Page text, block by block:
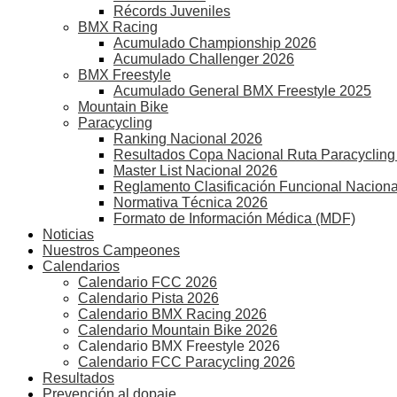
Récords Juveniles
BMX Racing
Acumulado Championship 2026
Acumulado Challenger 2026
BMX Freestyle
Acumulado General BMX Freestyle 2025
Mountain Bike
Paracycling
Ranking Nacional 2026
Resultados Copa Nacional Ruta
Master List Nacional 2026
Reglamento Clasificación Funcional Nacional
Normativa Técnica 2026
Formato de Información Médica (MDF)
Noticias
Nuestros Campeones
Calendarios
Calendario FCC 2026
Calendario Pista 2026
Calendario BMX Racing 2026
Calendario Mountain Bike 2026
Calendario BMX Freestyle 2026
Calendario FCC Paracycling 2026
Resultados
Prevención al dopaje